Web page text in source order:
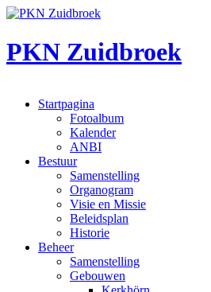
Overslaan en naar de inhoud gaan
PKN Zuidbroek
Hoofdmenu
Startpagina
Fotoalbum
Kalender
ANBI
Bestuur
Samenstelling
Organogram
Visie en Missie
Beleidsplan
Historie
Beheer
Samenstelling
Gebouwen